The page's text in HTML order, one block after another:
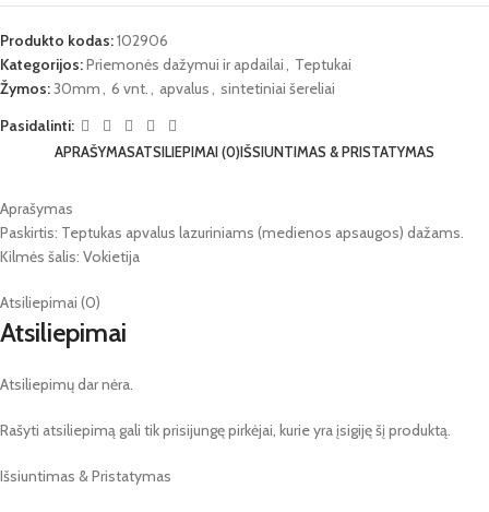
Produkto kodas:102906
Kategorijos:Priemonės dažymui ir apdailai
Teptukai
Žymos:30mm 6 vnt. apvalus
sintetiniai šereliai
Pasidalinti:
APRAŠYMASATSILIEPIMAI (0)IŠSIUNTIMAS & PRISTATYMAS
Aprašymas
Paskirtis: Teptukas apvalus lazuriniams (medienos apsaugos) dažams.
Kilmės šalis: Vokietija
Atsiliepimai (0)
Atsiliepimai
Atsiliepimų dar nėra.
Rašyti atsiliepimą gali tik prisijungę pirkėjai, kurie yra įsigiję šį produktą.
Išsiuntimas & Pristatymas